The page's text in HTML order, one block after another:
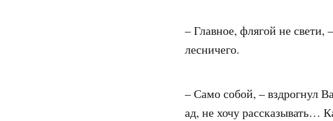
– Главное, флягой не свети,
лесничего.
– Само собой, – вздрогнул
ад, не хочу рассказывать…